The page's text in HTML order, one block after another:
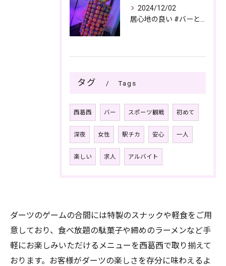
2024/12/02
タグ Tags
西葛西 バー スポーツ観戦 初めて
深夜 女性 駅チカ 安心 一人
楽しい 求人 アルバイト
ダーツのゲームの合間には特製のスナックや軽食をご用
意しており、食べ放題の駄菓子や締めのラーメンなど手
軽にお楽しみいただけるメニューを西葛西で取り揃えて
おります。お客様がダーツの楽しさを存分に味わえるよ